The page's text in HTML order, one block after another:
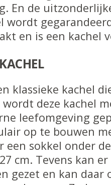
En de
wordt
en is een kachel
klassieke kachel
deze kachel
leefomgeving
op te bouwen
een sokkel onder
cm. Tevens kan
gezet en kan daar